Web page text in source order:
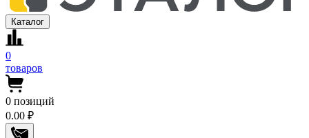
Каталог
0
товаров
0 позиций
0.00 ₽